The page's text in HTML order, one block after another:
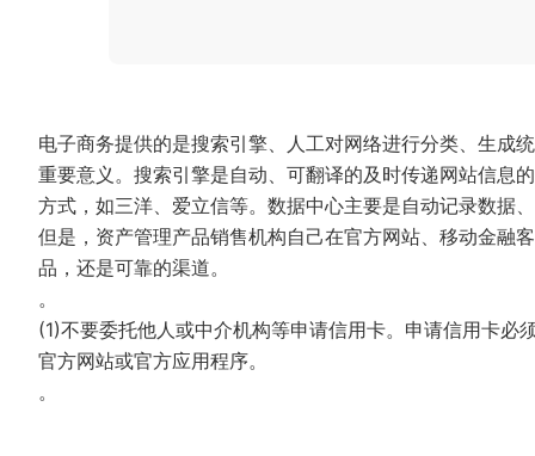
电子商务提供的是搜索引擎、人工对网络进行分类、生成
重要意义。搜索引擎是自动、可翻译的及时传递网站信息
方式，如三洋、爱立信等。数据中心主要是自动记录数据
但是，资产管理产品销售机构自己在官方网站、移动金融
品，还是可靠的渠道。
。
(1)不要委托他人或中介机构等申请信用卡。申请信用卡
官方网站或官方应用程序。
。